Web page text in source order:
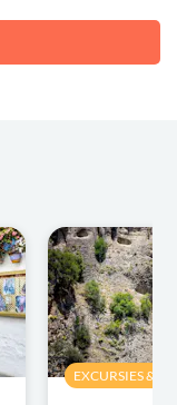
EXCURSIES &